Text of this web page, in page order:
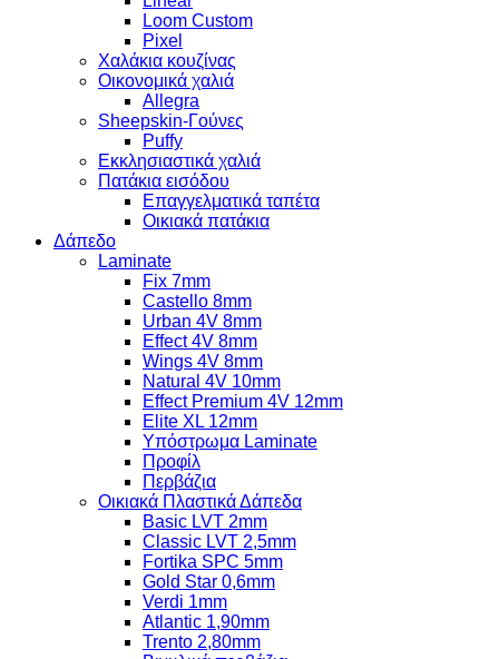
Loom Custom
Pixel
Χαλάκια κουζίνας
Οικονομικά χαλιά
Allegra
Sheepskin-Γούνες
Puffy
Εκκλησιαστικά χαλιά
Πατάκια εισόδου
Επαγγελματικά ταπέτα
Οικιακά πατάκια
Δάπεδο
Laminate
Fix 7mm
Castello 8mm
Urban 4V 8mm
Effect 4V 8mm
Wings 4V 8mm
Natural 4V 10mm
Effect Premium 4V 12mm
Elite XL 12mm
Υπόστρωμα Laminate
Προφίλ
Περβάζια
Οικιακά Πλαστικά Δάπεδα
Basic LVT 2mm
Classic LVT 2,5mm
Fortika SPC 5mm
Gold Star 0,6mm
Verdi 1mm
Atlantic 1,90mm
Trento 2,80mm